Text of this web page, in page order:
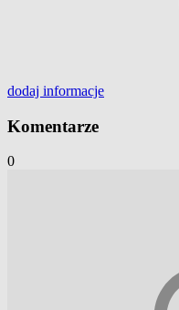
dodaj informacje
Komentarze
0